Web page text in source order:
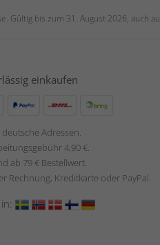
Gültig bis zum 31. August 2026, auch
einkaufen
Adressen.
4,90 €.
ab 79 € Bestellwert.
Rechnung, Kreditkarte oder PayPal.